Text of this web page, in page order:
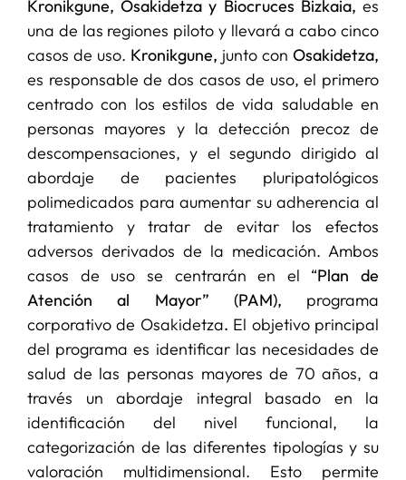
Kronikgune, Osakidetza y Biocruces Bizkaia, es
una de las regiones piloto y llevará a cabo cinco
casos de uso. Kronikgune, junto con Osakidetza,
es responsable de dos casos de uso, el primero
centrado con los estilos de vida saludable en
personas mayores y la detección precoz de
descompensaciones, y el segundo dirigido al
abordaje de pacientes pluripatológicos
polimedicados para aumentar su adherencia al
tratamiento y tratar de evitar los efectos
adversos derivados de la medicación. Ambos
casos de uso se centrarán en el “Plan de
Atención al Mayor” (PAM), programa
corporativo de Osakidetza. El objetivo principal
del programa es identificar las necesidades de
salud de las personas mayores de 70 años, a
través un abordaje integral basado en la
identificación del nivel funcional, la
categorización de las diferentes tipologías y su
valoración multidimensional. Esto permite